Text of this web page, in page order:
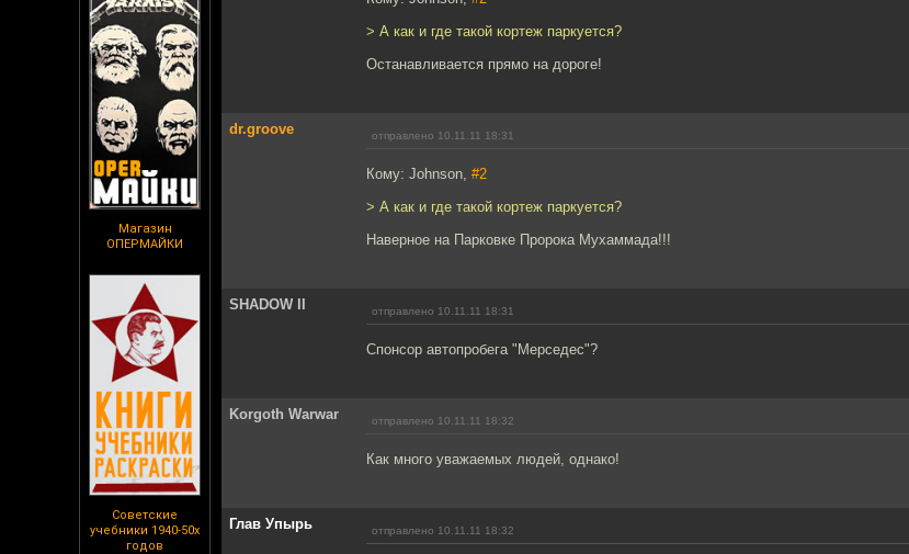
Магазин
ОПЕРМАЙКИ
Советские
учебники 1940-50х
годов
> А как и где такой кортеж паркуется?
Останавливается прямо на дороге!
dr.groove отправлено 10.11.11 18:31
Кому: Johnson, #2
> А как и где такой кортеж паркуется?
Наверное на Парковке Пророка Мухаммада!!!
SHADOW II отправлено 10.11.11 18:31
Спонсор автопробега "Мерседес"?
Korgoth Warwar отправлено 10.11.11 18:32
Как много уважаемых людей, однако!
Глав Упырь отправлено 10.11.11 18:32